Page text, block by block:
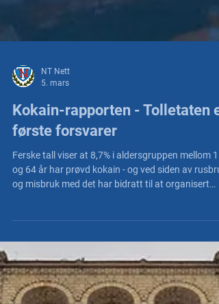
NT Nett
5. mars
Ferske tall viser at 8,7% i aldersgruppen mellom 16
og 64 år har prøvd kokain - og ved siden av
og misbruk med det har bidratt til at organisert
kriminalitet vokser i Norge og Europa. Kokain truer